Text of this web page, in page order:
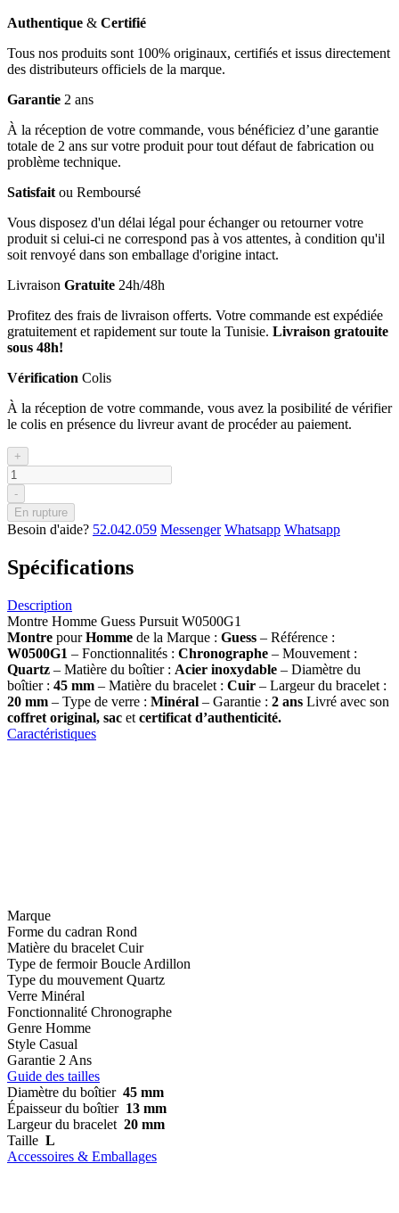
Authentique & Certifié
Tous nos produits sont 100% originaux, certifiés et issus directement
des distributeurs officiels de la marque.
Garantie 2 ans
À la réception de votre commande, vous bénéficiez d’une garantie
totale de 2 ans sur votre produit pour tout défaut de fabrication ou
problème technique.
Satisfait ou Remboursé
Vous disposez d'un délai légal pour échanger ou retourner votre
produit si celui-ci ne correspond pas à vos attentes, à condition qu'il
soit renvoyé dans son emballage d'origine intact.
Livraison Gratuite 24h/48h
Profitez des frais de livraison offerts. Votre commande est expédiée
gratuitement et rapidement sur toute la Tunisie. Livraison gratouite
sous 48h!
Vérification Colis
À la réception de votre commande, vous avez la posibilité de vérifier
le colis en présence du livreur avant de procéder au paiement.
+
-
En rupture
Besoin d'aide? 52.042.059 Messenger Whatsapp Whatsapp
Spécifications
Description
Montre Homme Guess Pursuit W0500G1
Montre pourHomme de la Marque : Guess – Référence :
W0500G1 – Fonctionnalités : Chronographe – Mouvement :
Quartz – Matière du boîtier : Acier inoxydable – Diamètre du
boîtier : 45 mm – Matière du bracelet : Cuir – Largeur du bracelet :
20 mm – Type de verre : Minéral – Garantie : 2 ans Livré avec son
coffret original, sac et certificat d’authenticité.
Caractéristiques
Marque
Forme du cadran Rond
Matière du bracelet Cuir
Type de fermoir Boucle Ardillon
Type du mouvement Quartz
Verre Minéral
Fonctionnalité Chronographe
Genre Homme
Style Casual
Garantie 2 Ans
Guide des tailles
Diamètre du boîtier 45 mm
Épaisseur du boîtier 13 mm
Largeur du bracelet 20 mm
Taille L
Accessoires & Emballages